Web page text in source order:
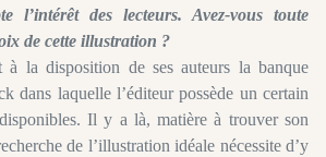
l’intérêt des lecteurs. Avez-vous toute
de cette illustration ?
à la disposition de ses auteurs la banque
dans laquelle l’éditeur possède un certain
Il y a là, matière à trouver son
de l’illustration idéale nécessite d’y